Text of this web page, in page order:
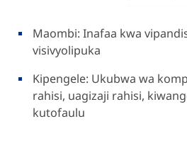
Maombi: Inafaa kwa
visivyolipuka
Kipengele: Ukubwa wa
rahisi, uagizaji rahisi,
kutofaulu